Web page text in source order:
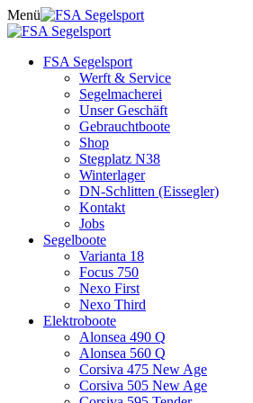
Skip
to
Menü
FSA Segelsport
Werft & Service
Segelmacherei
Unser Geschäft
Gebrauchtboote
Shop
Stegplatz N38
Winterlager
DN-Schlitten (Eissegler)
Kontakt
Jobs
Segelboote
Varianta 18
Focus 750
Nexo First
Nexo Third
Elektroboote
Alonsea 490 Q
Alonsea 560 Q
Corsiva 475 New Age
Corsiva 505 New Age